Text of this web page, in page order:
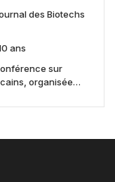
des Biotechs
ans
sur
organisée